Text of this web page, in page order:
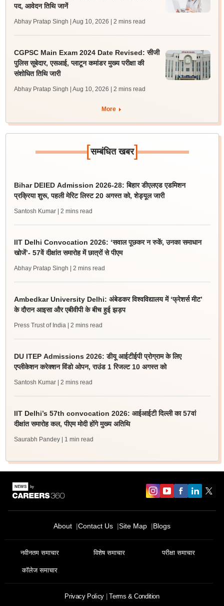
पद, आवेदन तिथि जानें
Abhay Pratap Singh | Aug 10, 2026 | 2 mins read
CGPSC Main Exam 2024 Date Revised: सीजी
पुलिस सूबेदार, एसआई, प्लाटून कमांडर मुख्य परीक्षा की
संशोधित तिथि जारी
Abhay Pratap Singh | Aug 10, 2026 | 2 mins read
More
[सम्बंधित खबर]
Bihar DElED Admission 2026-28: बिहार डीएलएड एडमिशन
प्रक्रिया शुरू, पहली मेरिट लिस्ट 20 अगस्त को, शेड्यूल जारी
Santosh Kumar | 2 mins read
IIT Delhi Convocation 2026: ‘सवाल पूछकर न रुकें, उनका समाधान
खोजें’- 57वें दीक्षांत समारोह में छात्रों से पीएम
Abhay Pratap Singh | 2 mins read
Ambedkar University Delhi: अंबेडकर विश्वविद्यालय में ‘फ्रेशर्स मीट’
के दौरान आइसा और एबीवीपी के बीच हुई झड़प
Press Trust of India | 2 mins read
DU ITEP Admissions 2026: डीयू आईटीईपी प्रोग्राम के लिए
एप्लीकेशन करेक्शन विंडो ओपन, राउंड 1 रिजल्ट 10 अगस्त को
Santosh Kumar | 2 mins read
IIT Delhi’s 57th convocation 2026: आईआईटी दिल्ली का 57वां
दीक्षांत समारोह कल, पीएम मोदी होंगे मुख्य अतिथि
Saurabh Pandey | 1 min read
About Contact Us Site Map Blogs
नवीनतम समाचार विशेष समाचार परीक्षा समाचार
कॉलेज समाचार
Privacy Policy Terms & Condition